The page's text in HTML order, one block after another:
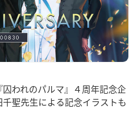
われのパルマ』４周年記念企
聖先生による記念イラストも